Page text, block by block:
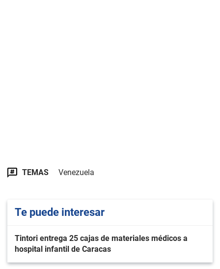
TEMAS Venezuela
Te puede interesar
Tintori entrega 25 cajas de materiales médicos a
hospital infantil de Caracas